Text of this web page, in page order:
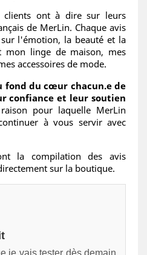
clients ont à dire sur leurs
de MerLin. Chaque avis
l'émotion, la beauté et la
mon linge de maison, mes
accessoires de mode.
fond du cœur chacun.e de
confiance et leur soutien
pour laquelle MerLin
à vous servir avec
la compilation des avis
sur la boutique.
je vais tester dès demain